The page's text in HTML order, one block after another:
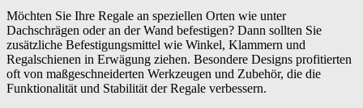
Möchten Sie Ihre Regale an speziellen Orten wie unter
Dachschrägen oder an der Wand befestigen? Dann sollten Sie
zusätzliche Befestigungsmittel wie Winkel, Klammern und
Regalschienen in Erwägung ziehen. Besondere Designs profitierten
oft von maßgeschneiderten Werkzeugen und Zubehör, die die
Funktionalität und Stabilität der Regale verbessern.